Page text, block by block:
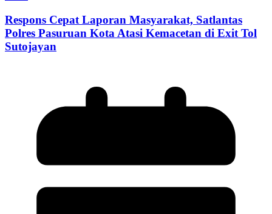
Respons Cepat Laporan Masyarakat, Satlantas
Polres Pasuruan Kota Atasi Kemacetan di Exit Tol
Sutojayan